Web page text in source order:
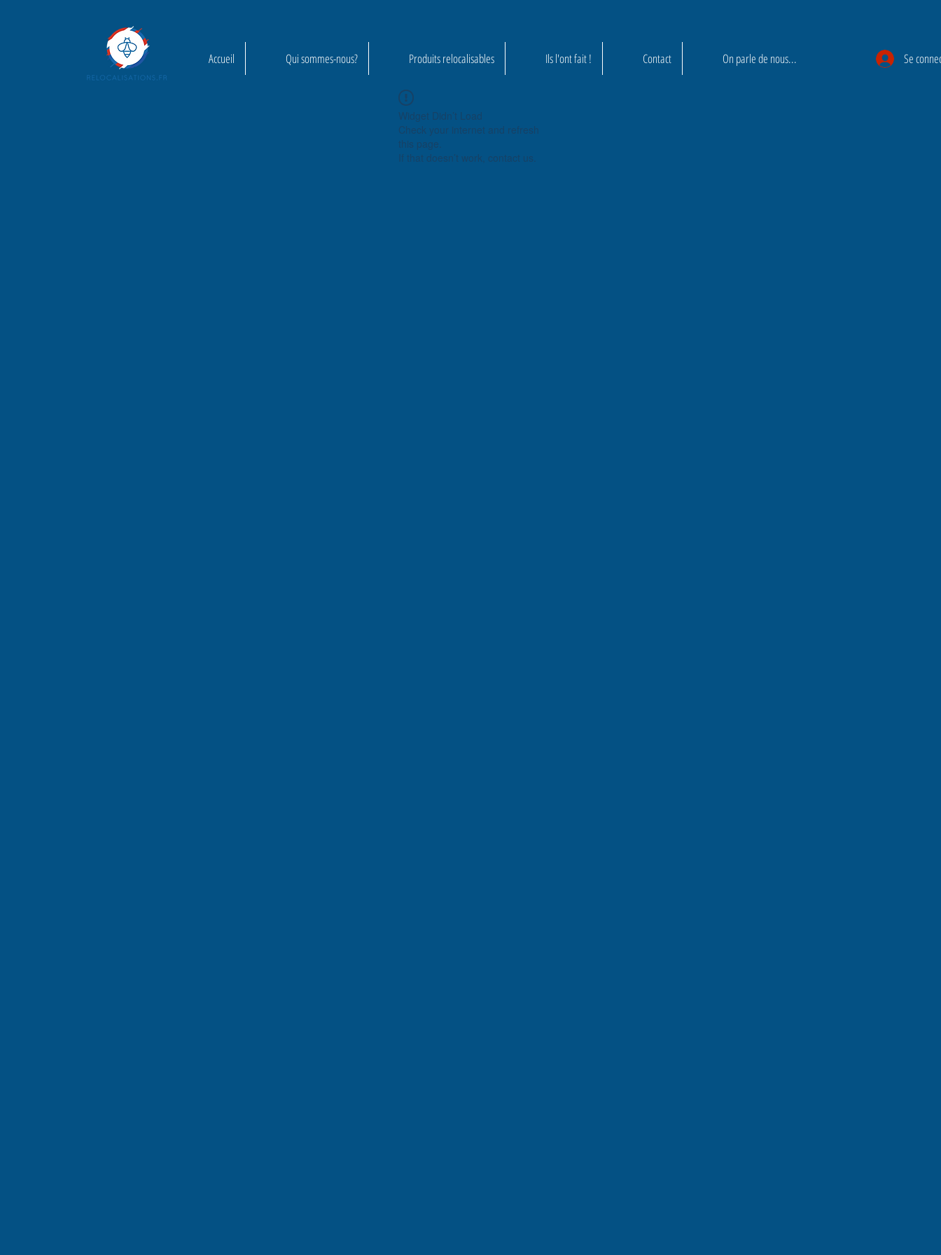
Accueil Qui sommes-nous? Produits relocalisables Ils l'ont fait ! Contact On parle de nous... Se
Widget Didn’t Load
Check your internet and refresh
this page.
If that doesn’t work, contact us.